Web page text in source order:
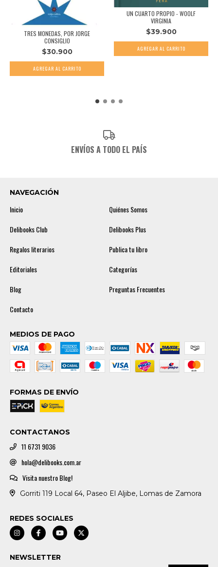
TRES MONEDAS, POR JORGE
CONSIGLIO
$30.900
UN CUARTO PROPIO - WOOLF
VIRGINIA
$39.900
ENVÍOS A TODO EL PAÍS
NAVEGACIÓN
Inicio
Quiénes Somos
Delibooks Club
Delibooks Plus
Regalos literarios
Publica tu libro
Editoriales
Categorías
Blog
Preguntas Frecuentes
Contacto
MEDIOS DE PAGO
FORMAS DE ENVÍO
CONTACTANOS
11 6731 9036
hola@delibooks.com.ar
Visita nuestro Blog!
Gorriti 119 Local 64, Paseo El Aljibe, Lomas de Zamora
REDES SOCIALES
NEWSLETTER